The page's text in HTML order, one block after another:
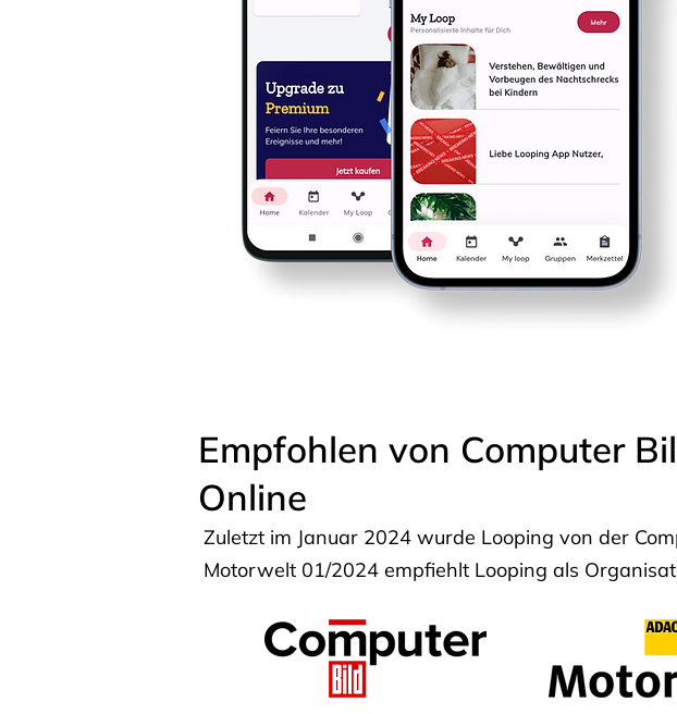
Empfohlen von Computer
Online
Zuletzt im Januar 2024 wurde Looping von der
Motorwelt 01/2024 empfiehlt Looping als